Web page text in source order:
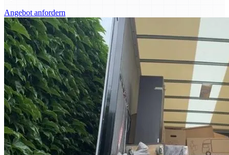
Angebot anfordern